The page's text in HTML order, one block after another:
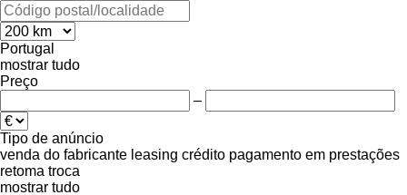
Portugal
mostrar tudo
Preço
–
Tipo de anúncio
venda do fabricante leasing crédito pagamento em prestações
retoma troca
mostrar tudo